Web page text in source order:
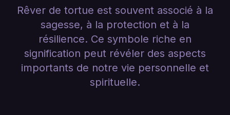
Rêver de tortue est souvent associé à la
sagesse, à la protection et à la
résilience. Ce symbole riche en
signification peut révéler des aspects
importants de notre vie personnelle et
spirituelle.